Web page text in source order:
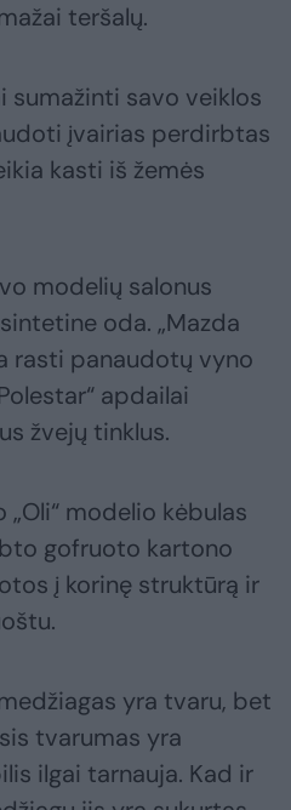
teršalų.
sumažinti savo veiklos
įvairias perdirbtas
kasti iš žemės
modelių salonus
oda. „Mazda
rasti panaudotų vyno
apdailai
žvejų tinklus.
„Oli“ modelio kėbulas
gofruoto kartono
į korinę struktūrą ir
yra tvaru, bet
tvarumas yra
ilgai tarnauja. Kad ir